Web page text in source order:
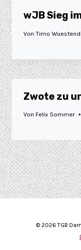
wJB Sieg
Von Timo
Zwote zu
Von Felix Sommer
© 2026 TGB